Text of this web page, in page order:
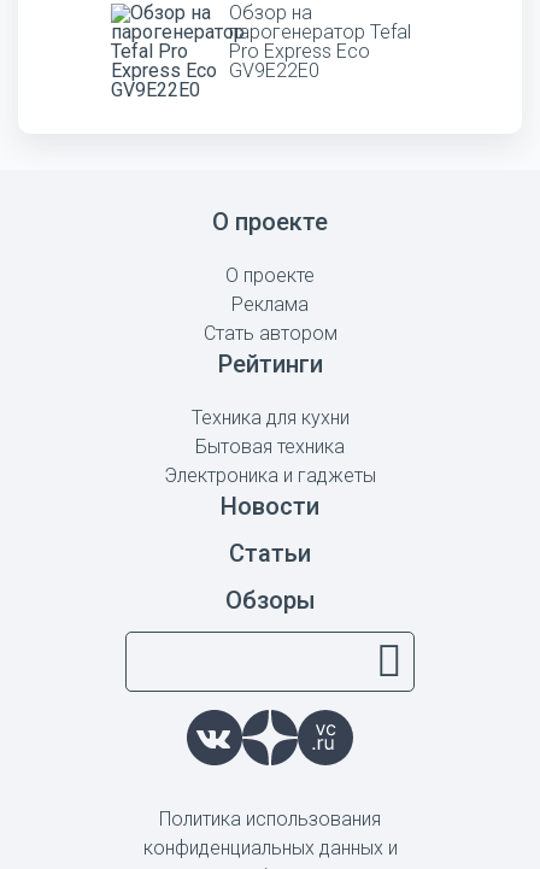
Обзор на
парогенератор Tefal
Pro Express Eco
GV9E22E0
О проекте
О проекте
Реклама
Стать автором
Рейтинги
Техника для кухни
Бытовая техника
Электроника и гаджеты
Новости
Статьи
Обзоры
Политика использования
конфиденциальных данных и